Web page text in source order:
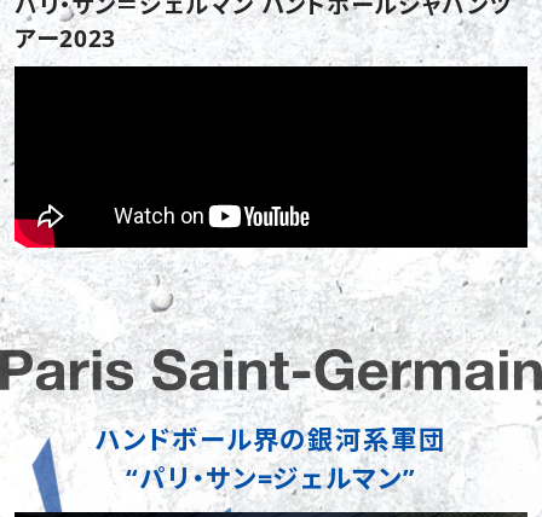
アー2023
ハンドボール界の銀河系軍団
“パリ・サン=ジェルマン”